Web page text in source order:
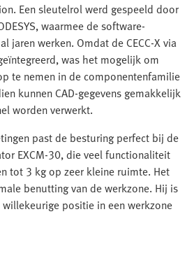
Een sleutelrol werd gespeeld door
waarmee de software-
jaren werken. Omdat de CECC-X via
was het mogelijk om
te nemen in de componentenfamilie
kunnen CAD-gegevens gemakkelijk
worden verwerkt.
past de besturing perfect bij de
EXCM-30, die veel functionaliteit
tot 3 kg op zeer kleine ruimte. Het
benutting van de werkzone. Hij is
positie in een werkzone